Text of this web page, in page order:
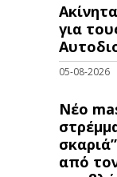
για
05-08-2026
Νέο
από